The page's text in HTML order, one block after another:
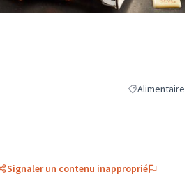
Filtrer les
Alimentaire
Signaler un contenu inapproprié